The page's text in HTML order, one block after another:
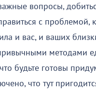
вопросы,
с проблемой,
и вас, и ваших
методами
будьте готовы
что тут